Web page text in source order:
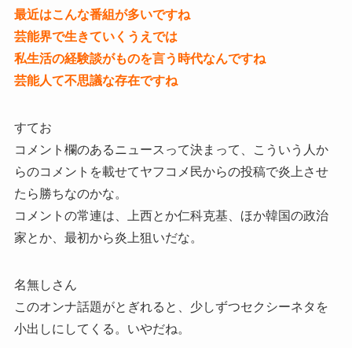
最近はこんな番組が多いですね
芸能界で生きていくうえでは
私生活の経験談がものを言う時代なんですね
芸能人て不思議な存在ですね
すてお
コメント欄のあるニュースって決まって、こういう人か
らのコメントを載せてヤフコメ民からの投稿で炎上させ
たら勝ちなのかな。
コメントの常連は、上西とか仁科克基、ほか韓国の政治
家とか、最初から炎上狙いだな。
名無しさん
このオンナ話題がとぎれると、少しずつセクシーネタを
小出しにしてくる。いやだね。